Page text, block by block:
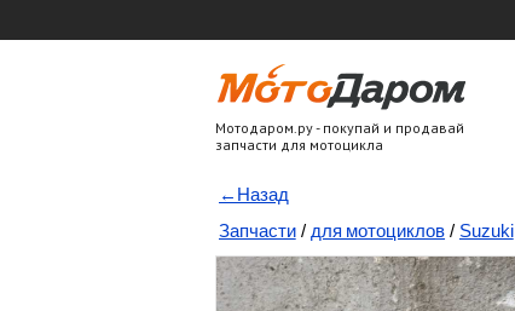
Мотодаром.ру - покупай и продавай
запчасти для мотоцикла
←Назад
Запчасти / для мотоциклов / Suzuki